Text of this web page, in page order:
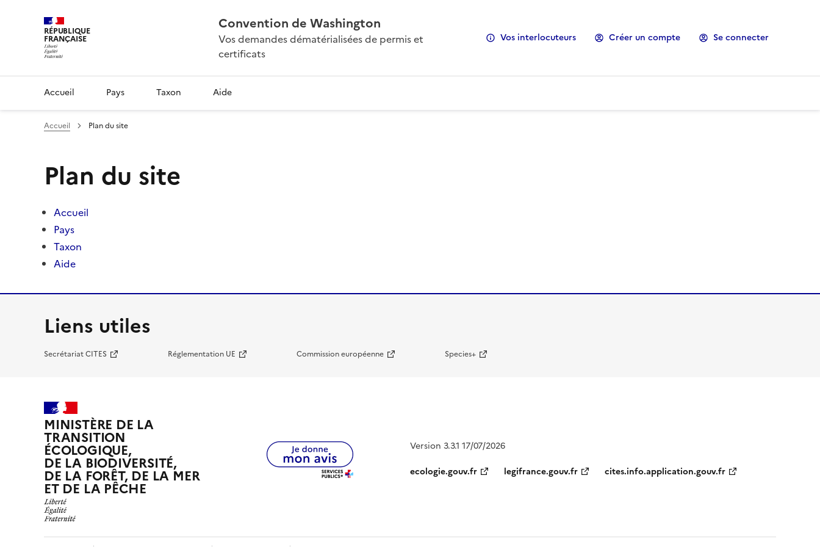
RÉPUBLIQUE
FRANÇAISE
Convention de Washington
Vos demandes dématérialisées de permis et
certificats
Vos interlocuteurs Créer un compte Se connecter
Accueil Pays Taxon Aide
Accueil Plan du site
Plan du site
Accueil
Pays
Taxon
Aide
Liens utiles
Secrétariat CITES Réglementation UE Commission européenne Species+
MINISTÈRE DE LA
TRANSITION
ÉCOLOGIQUE,
DE LA BIODIVERSITÉ,
DE LA FORÊT, DE LA MER
ET DE LA PÊCHE
Version 3.3.1 17/07/2026
ecologie.gouv.fr
legifrance.gouv.fr cites.info.application.gouv.fr